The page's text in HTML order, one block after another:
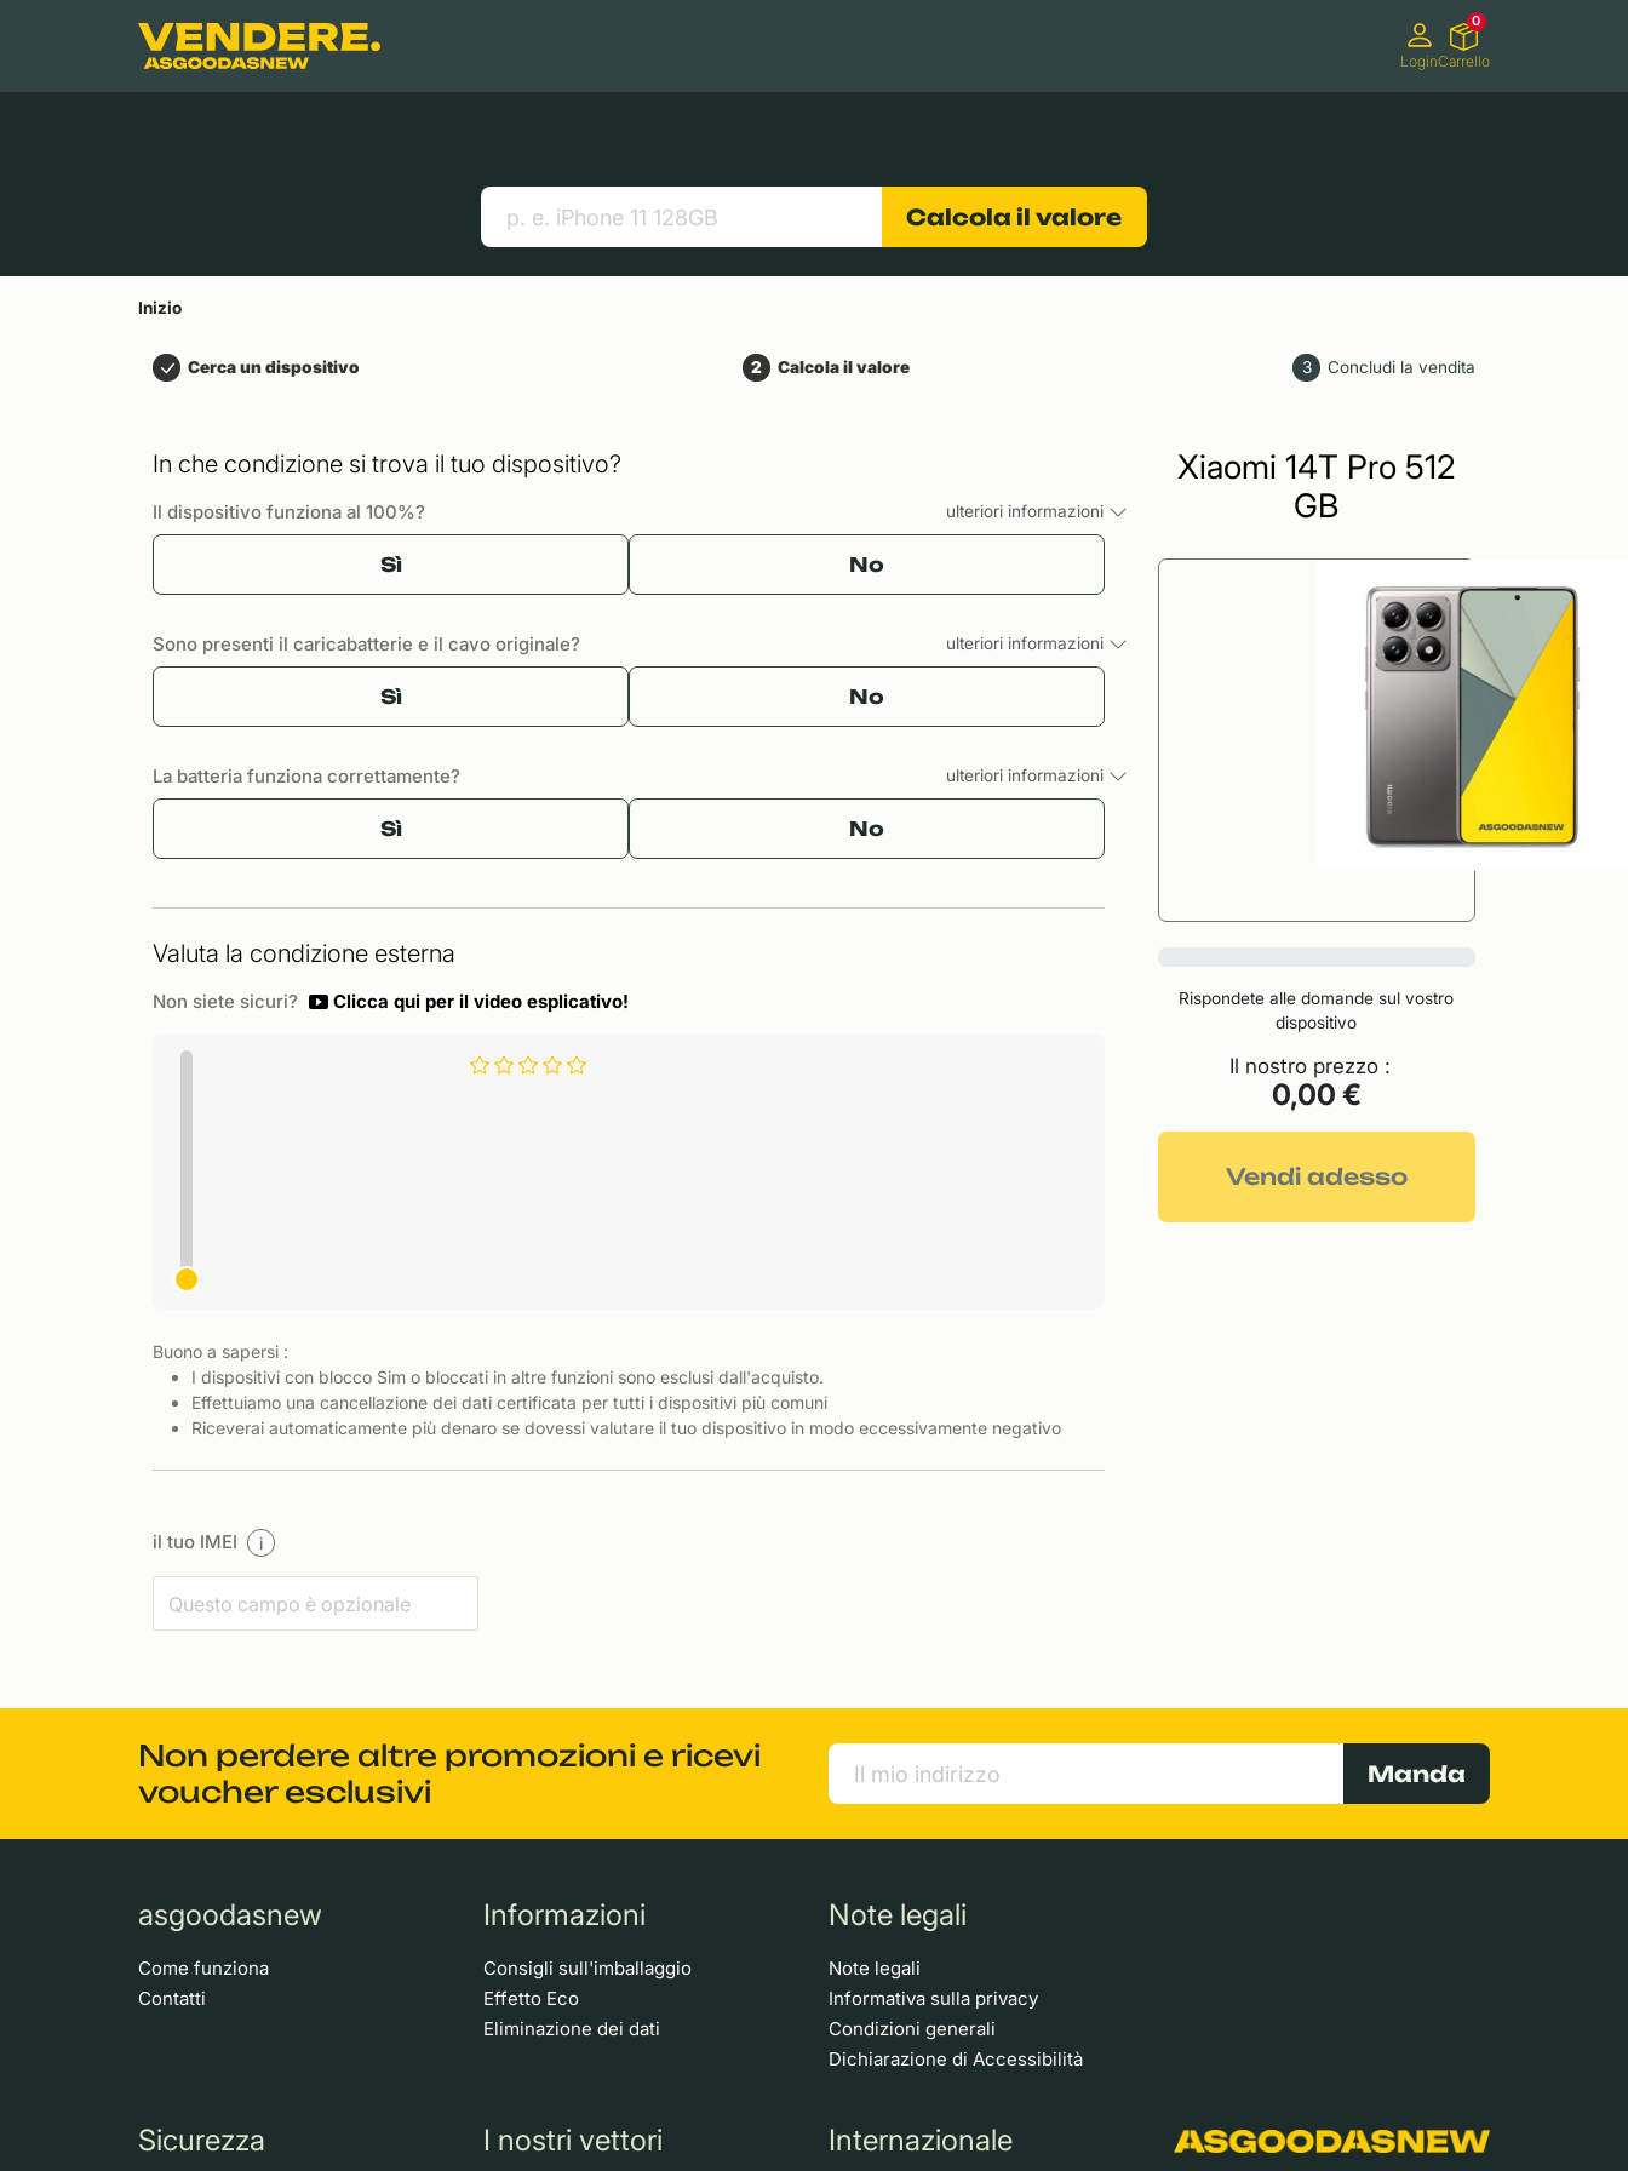
Contenuto principale
LoginCarrello
0
Calcola il valore
Inizio
Cerca un dispositivo 2 Calcola il valore 3 Concludi la vendita
In che condizione si trova il tuo dispositivo?
Il dispositivo funziona al 100%? ulteriori informazioni
Sì No
Sono presenti il caricabatterie e il cavo originale? ulteriori informazioni
Sì No
La batteria funziona correttamente? ulteriori informazioni
Sì No
Valuta la condizione esterna
Non siete sicuri? Clicca qui per il video esplicativo!
Buono a sapersi :
I dispositivi con blocco Sim o bloccati in altre funzioni sono esclusi dall'acquisto.
Effettuiamo una cancellazione dei dati certificata per tutti i dispositivi più comuni
Riceverai automaticamente più denaro se dovessi valutare il tuo dispositivo in modo eccessivamente negativo
il tuo IMEI i
Xiaomi 14T Pro 512
GB
Rispondete alle domande sul vostro
dispositivo
Il nostro prezzo :
0,00 €
Vendi adesso
Non perdere altre promozioni e ricevi
voucher esclusivi
Manda
asgoodasnew
Come funziona
Contatti
Informazioni
Consigli sull'imballaggio
Effetto Eco
Eliminazione dei dati
Note legali
Note legali
Informativa sulla privacy
Condizioni generali
Dichiarazione di Accessibilità
Sicurezza I nostri vettori Internazionale